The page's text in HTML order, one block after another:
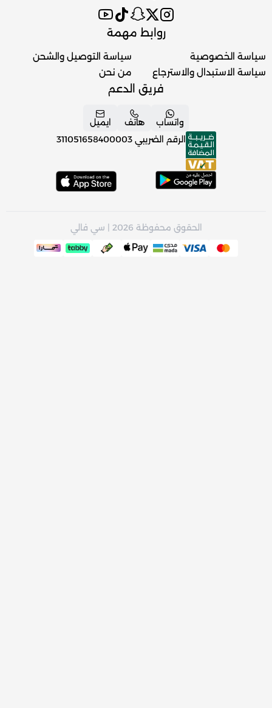
روابط مهمة
سياسة الخصوصية
سياسة الاستبدال والاسترجاع
سياسة التوصيل والشحن
من نحن
فريق الدعم
واتساب هاتف
ايميل
الرقم الضريبي 311051658400003
الحقوق محفوظة 2026 | سي فالي